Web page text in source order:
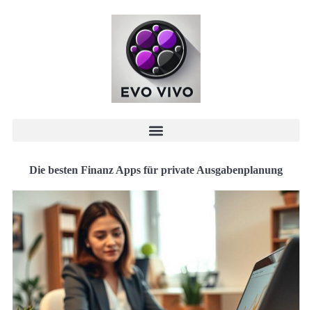
Die besten Finanz Apps für private Ausgabenplanung